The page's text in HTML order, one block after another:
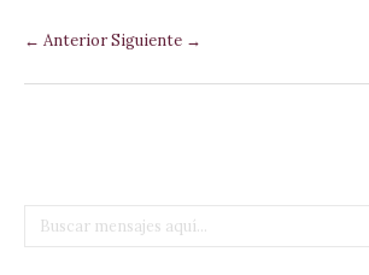
← AnteriorSiguiente →
Buscar